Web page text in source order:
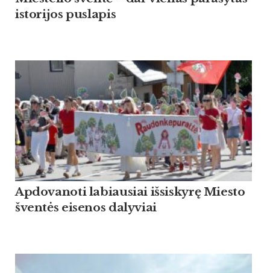
istorijos puslapis
Apdovanoti labiausiai išsiskyrę Miesto
šventės eisenos dalyviai